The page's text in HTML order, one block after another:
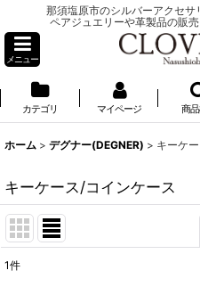
那須塩原市のシルバーアクセサ
ペアジュエリーや革製品の販
メニュー
カテゴリ マイページ 商
ホーム > デグナー(DEGNER) > キーケ
キーケース/コインケース
1件